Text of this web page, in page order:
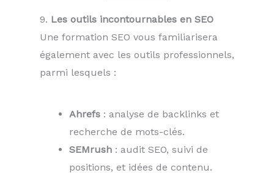
9. Les outils incontournables en SEO
Une formation SEO vous familiarisera
également avec les outils professionnels,
parmi lesquels :
Ahrefs : analyse de backlinks et
recherche de mots-clés.
SEMrush : audit SEO, suivi de
positions, et idées de contenu.